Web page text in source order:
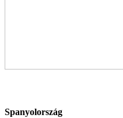
Spanyolország